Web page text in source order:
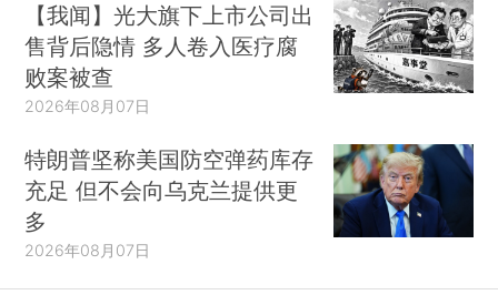
【我闻】光大旗下上市公司出
售背后隐情 多人卷入医疗腐
败案被查
2026年08月07日
特朗普坚称美国防空弹药库存
充足 但不会向乌克兰提供更
多
2026年08月07日